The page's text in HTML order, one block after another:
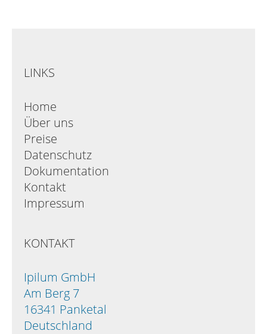
LINKS
Home
Über uns
Preise
Datenschutz
Dokumentation
Kontakt
Impressum
KONTAKT
Ipilum GmbH
Am Berg 7
16341 Panketal
Deutschland